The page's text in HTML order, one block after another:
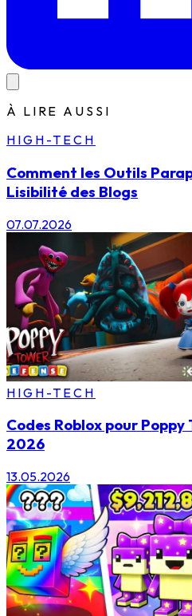
À LIRE AUSSI
HIGH-TECH
Comment les Outils
Lisibilité des Blogs
07.07.2026
HIGH-TECH
Codes Roblox pour
2026
13.05.2026